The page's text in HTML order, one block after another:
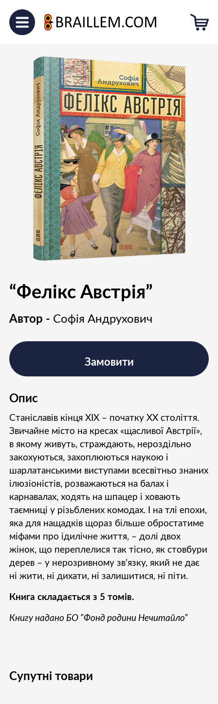
Головна Для дорослих
“Фелікс
Австрія”
“Фелікс Австрія”
Автор - Софія Андрухович
Опис
Станіславів кінця ХІХ – початку ХХ століття.
Звичайне місто на кресах «щасливої Австрії»,
в якому живуть, страждають, нероздільно
закохуються, захоплюються наукою і
шарлатанськими виступами всесвітньо знаних
ілюзіоністів, розважаються на балах і
карнавалах, ходять на шпацер і ховають
таємниці у різьблених комодах. І на тлі епохи,
яка для нащадків щораз більше обростатиме
міфами про ідилічне життя, – долі двох
жінок, що переплелися так тісно, як стовбури
дерев – у нерозривному зв’язку, який не дає
ні жити, ні дихати, ні залишитися, ні піти.
Книга складається з 5 томів.
Книгу надано БО “Фонд родини Нечитайло”
Замовити
Супутні товари